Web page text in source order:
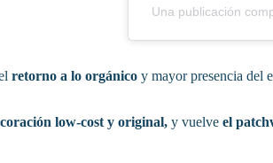
Una publicación
retorno a lo orgánico y mayor presencia del
low-cost y original, y vuelve el